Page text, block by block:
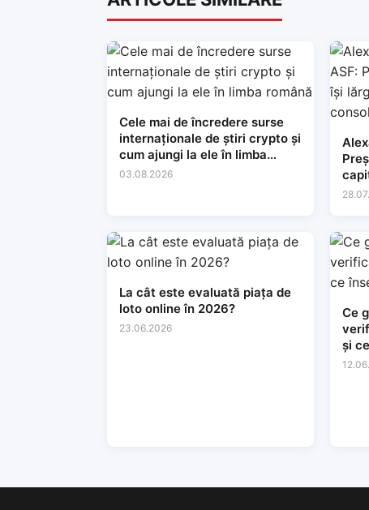
Cele mai de încredere surse
internaționale de știri crypto și
cum ajungi la ele în limba
română
03.08.2026
La cât este evaluată piața de
loto online în 2026?
23.06.2026
Ce
și
tine